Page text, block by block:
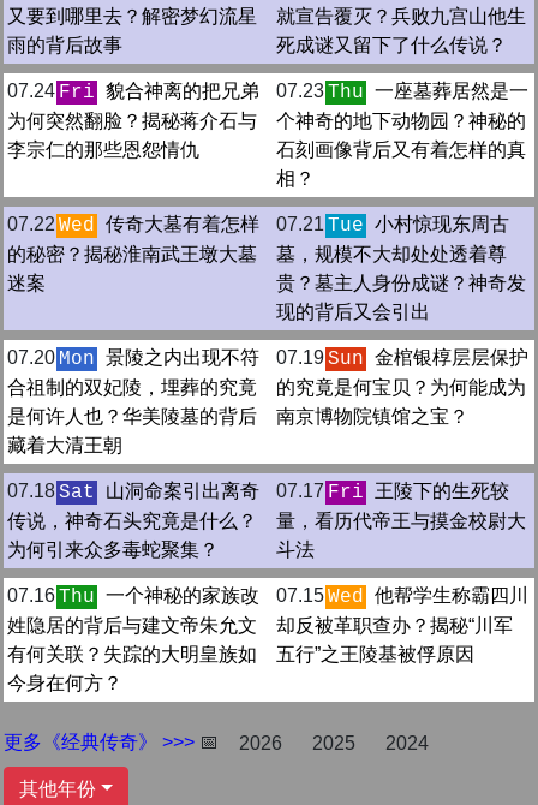
又要到哪里去？解密梦幻流星
雨的背后故事
就宣告覆灭？兵败九宫山他生
死成谜又留下了什么传说？
07.24 Fri 貌合神离的把兄弟
为何突然翻脸？揭秘蒋介石与
李宗仁的那些恩怨情仇
07.23Thu 一座墓葬居然是一
个神奇的地下动物园？神秘的
石刻画像背后又有着怎样的真
相？
07.22 Wed 传奇大墓有着怎样
的秘密？揭秘淮南武王墩大墓
迷案
07.21 Tue 小村惊现东周古
墓，规模不大却处处透着尊
贵？墓主人身份成谜？神奇发
现的背后又会引出
07.20 Mon 景陵之内出现不符
合祖制的双妃陵，埋葬的究竟
是何许人也？华美陵墓的背后
藏着大清王朝
07.19Sun 金棺银椁层层保护
的究竟是何宝贝？为何能成为
南京博物院镇馆之宝？
07.18Sat
山洞命案引出离奇
传说，神奇石头究竟是什么？
为何引来众多毒蛇聚集？
07.17 Fri
王陵下的生死较
量，看历代帝王与摸金校尉大
斗法
07.16Thu 一个神秘的家族改
姓隐居的背后与建文帝朱允文
有何关联？失踪的大明皇族如
今身在何方？
07.15Wed 他帮学生称霸四川
却反被革职查办？揭秘“川军
五行”之王陵基被俘原因
更多《经典传奇》 >>> 📅 2026 2025 2024
其他年份